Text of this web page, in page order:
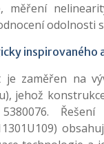
měření
odolnosti
inspirovaného
zaměřen na
jehož